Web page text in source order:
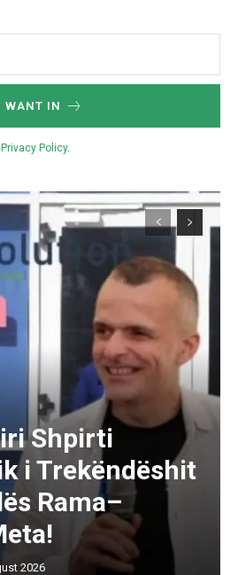
WANT IN
Privacy Policy.
Shpirti
i Trekëndëshit
Rama–
2026